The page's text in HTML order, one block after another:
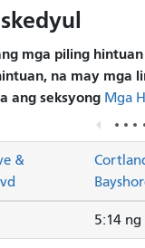
mga piling
na may
ang seksyong Mga
&
5:14